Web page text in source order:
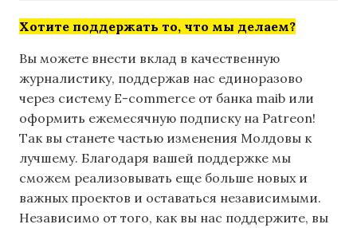
Хотите поддержать то, что мы делаем?
Вы можете внести вклад в качественную
журналистику, поддержав нас единоразово
через систему E-commerce от банка maib или
оформить ежемесячную подписку на Patreon!
Так вы станете частью изменения Молдовы к
лучшему. Благодаря вашей поддержке мы
сможем реализовывать еще больше новых и
важных проектов и оставаться независимыми.
Независимо от того, как вы нас поддержите, вы